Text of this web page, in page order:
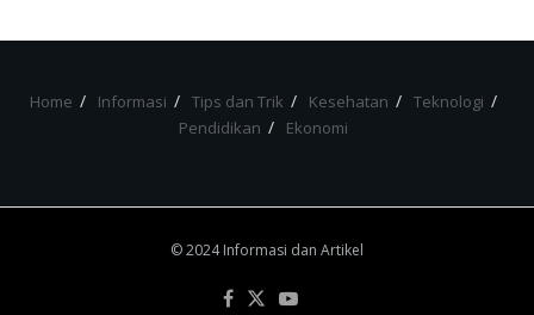
Home Informasi Tips dan Trik Kesehatan
Teknologi
Pendidikan
Ekonomi
© 2024 Informasi dan Artikel